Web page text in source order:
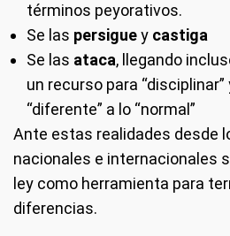
términos peyorativos.
Se las persiguey castiga
Se las ataca, llegando
un recurso para
“diferente” a lo “normal”
Ante estas realidades desde
nacionales e internacionales
ley como herramienta para
diferencias.